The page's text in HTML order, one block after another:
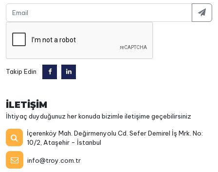
Takip Edin
İLETİŞİM
İhtiyaç duyduğunuz her konuda bizimle iletişime geçebilirsiniz
İçerenköy Mah. Değirmenyolu Cd. Sefer Demirel İş Mrk. No:
10/2, Ataşehir - İstanbul
info@troy.com.tr